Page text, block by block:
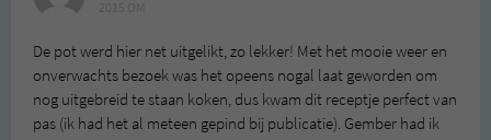
De pot werd hier net uitgelikt, zo lekker! Met het mooie weer en
onverwachts bezoek was het opeens nogal laat geworden om
nog uitgebreid te staan koken, dus kwam dit receptje perfect van
pas (ik had het al meteen gepind bij publicatie). Gember had ik